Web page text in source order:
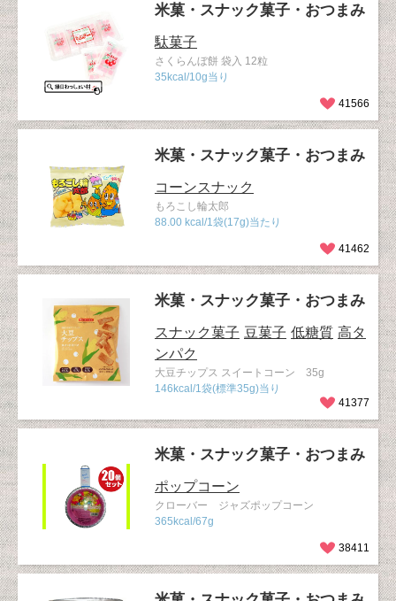
米菓・スナック菓子・おつまみ
駄菓子
さくらんぼ餅 袋入 12粒
35kcal/10g当り
41566
米菓・スナック菓子・おつまみ
コーンスナック
もろこし輪太郎
88.00 kcal/1袋(17g)当たり
41462
米菓・スナック菓子・おつまみ
スナック菓子 豆菓子 低糖質 高タ
ンパク
大豆チップス スイートコーン 35g
146kcal/1袋(標準35g)当り
41377
米菓・スナック菓子・おつまみ
ポップコーン
クローバー ジャズポップコーン
365kcal/67g
38411